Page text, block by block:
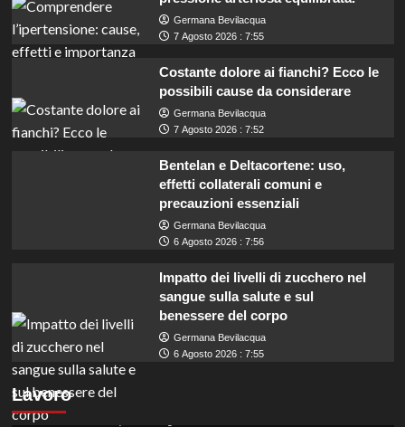
Germana Bevilacqua
7 Agosto 2026 : 7:55
Costante dolore ai fianchi? Ecco le
possibili cause da considerare
Germana Bevilacqua
7 Agosto 2026 : 7:52
Bentelan e Deltacortene: uso,
effetti collaterali comuni e
precauzioni essenziali
Germana Bevilacqua
6 Agosto 2026 : 7:56
Impatto dei livelli di zucchero nel
sangue sulla salute e sul
benessere del corpo
Germana Bevilacqua
6 Agosto 2026 : 7:55
Lavoro
Mobilità: Opportunità per 64 Assistenti e 123
Funzionari, scopri come candidarti!
Germana Bevilacqua